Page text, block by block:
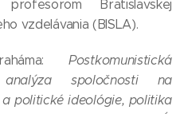
Bratislavskej
vzdelávania (BISLA).
Postkomunistická
spoločnosti na
politické ideológie, politika